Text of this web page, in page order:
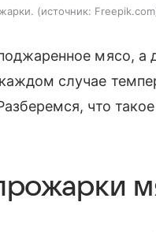
источник: Freepik.com
мясо, а
случае
что